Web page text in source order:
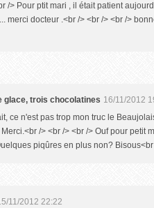
/> Pour ptit mari , il était patient
merci docteur .<br /> <br /> <br />
glace, trois chocolatines 16/11/2012
ce n'est pas trop mon truc le
/> <br /> <br /> Ouf pour petit
piqûres en plus non? Bisous<br
11/2012 22:22